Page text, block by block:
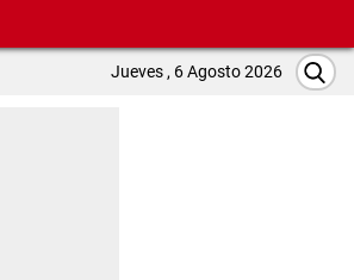
Jueves , 6 Agosto 2026